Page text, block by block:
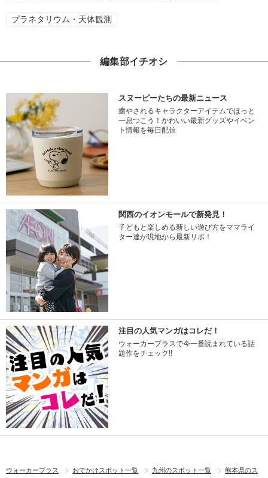
プラネタリウム・天体観測
編集部イチオシ
スヌーピーたちの最新ニュース
癒やされるキャラクターアイテムでほっと
一息つこう！かわいい最新グッズやイベン
ト情報を毎日配信
関西のイオンモールで新発見！
子どもと楽しめる新しい遊び方をママライ
ター達が現地から最新リポ！
注目の人気マンガはコレだ！
ウォーカープラスで今一番読まれている話
題作をチェック!!
ウォーカープラス おでかけスポット一覧 九州のスポット一覧
熊本県のス